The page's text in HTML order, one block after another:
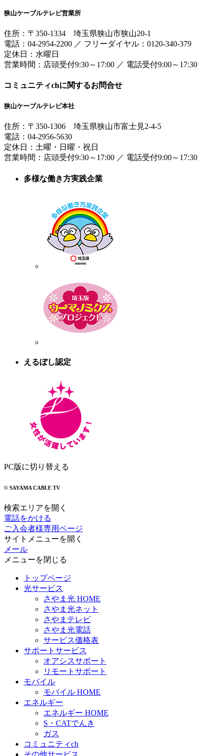
狭山ケーブルテレビ営業所
住所： 〒350-1334 埼玉県狭山市狭山20-1
電話： 04-2954-2200 ／ フリーダイヤル：0120-340-379
定休日：水曜日
営業時間： 店頭受付9:30～17:00 ／ 電話受付9:00～17:30
コミュニティchに関するお問合せ
狭山ケーブルテレビ本社
住所： 〒350-1306 埼玉県狭山市富士見2-4-5
電話： 04-2956-5630
定休日：土曜・日曜・祝日
営業時間： 店頭受付9:30～17:00 ／ 電話受付9:00～17:30
多様な働き方実践企業
えるぼし認定
PC版に切り替える
© SAYAMA CABLE TV
検索エリアを開く
電話をかける
ご入会者様専用ページ
サイトメニューを開く
メール
メニューを閉じる
トップページ
光サービス
さやま光 HOME
さやま光ネット
さやまテレビ
さやま光電話
サービス価格表
サポートサービス
オアシスサポート
リモートサポート
モバイル
モバイル HOME
エネルギー
エネルギー HOME
S・CATでんき
ガス
コミュニティch